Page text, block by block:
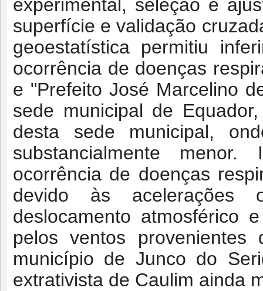
experimental, seleção e
superfície e validação
geoestatística permitiu
ocorrência de doenças
e "Prefeito José Marcelino
sede municipal de
desta sede municipal,
substancialmente
ocorrência de doenças
devido às acelerações
deslocamento atmosférico
pelos ventos
município de Junco do
extrativista de Caulim ainda